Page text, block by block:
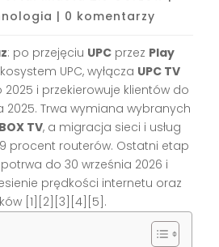
| 0 komentarzy
: po przejęciu UPC przez Play
UPC, wyłącza UPC TV
i przekierowuje klientów do
Trwa wymiana wybranych
TV, a migracja sieci i usług
procent routerów. Ostatni etap
do 30 września 2026 i
prędkości internetu oraz
[1][2][3][4][5].